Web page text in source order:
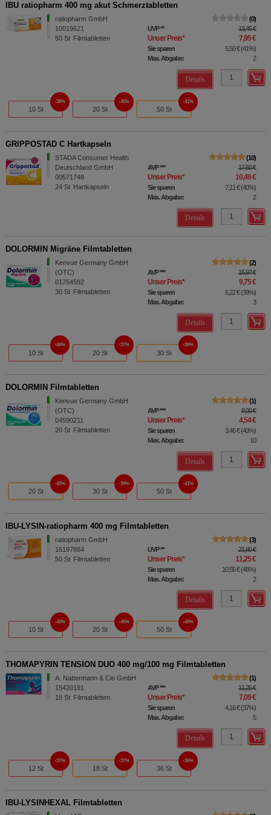
IBU ratiopharm 400 mg akut Schmerztabletten
ratiopharm GmbH
10019621
50 St Filmtabletten
0
UVP** 13,45 €
Unser Preis* 7,95 €
Sie sparen 5,50 €(41%)
Max. Abgabe:
2
Details
10 St
38%
20 St
45%
50 St
41%
GRIPPOSTAD C Hartkapseln
STADA Consumer Health
Deutschland GmbH
00571748
24 St Hartkapseln
10
AVP*** 17,60 €
Unser Preis* 10,49 €
Sie sparen 7,11 €(40%)
Max. Abgabe:
2
Details
DOLORMIN Migräne Filmtabletten
Kenvue Germany GmbH
(OTC)
01754592
30 St Filmtabletten
2
AVP*** 15,97 €
Unser Preis* 9,75 €
Sie sparen 6,22 €(39%)
Max. Abgabe:
3
Details
10 St
44%
20 St
37%
30 St
39%
DOLORMIN Filmtabletten
Kenvue Germany GmbH
(OTC)
04590211
20 St Filmtabletten
1
AVP*** 8,00 €
Unser Preis* 4,54 €
Sie sparen 3,46 €(43%)
Max. Abgabe:
10
Details
20 St
43%
30 St
39%
50 St
41%
IBU-LYSIN-ratiopharm 400 mg Filmtabletten
ratiopharm GmbH
16197884
50 St Filmtabletten
3
UVP** 21,80 €
Unser Preis* 11,25 €
Sie sparen 10,55 €(48%)
Max. Abgabe:
2
Details
10 St
40%
20 St
45%
50 St
48%
THOMAPYRIN TENSION DUO 400 mg/100 mg Filmtabletten
A. Nattermann & Cie GmbH
15420191
18 St Filmtabletten
1
AVP*** 11,25 €
Unser Preis* 7,09 €
Sie sparen 4,16 €(37%)
Max. Abgabe:
5
Details
12 St
37%
18 St
37%
36 St
36%
IBU-LYSINHEXAL Filmtabletten